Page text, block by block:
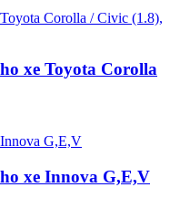
xe Toyota Corolla
xe Innova G,E,V